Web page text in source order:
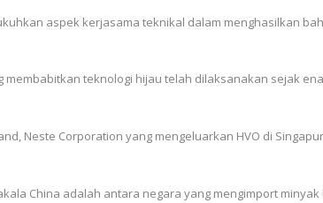
aspek kerjasama teknikal dalam menghasilkan
teknologi hijau telah dilaksanakan sejak
Neste Corporation yang mengeluarkan HVO di
China adalah antara negara yang mengimport minyak